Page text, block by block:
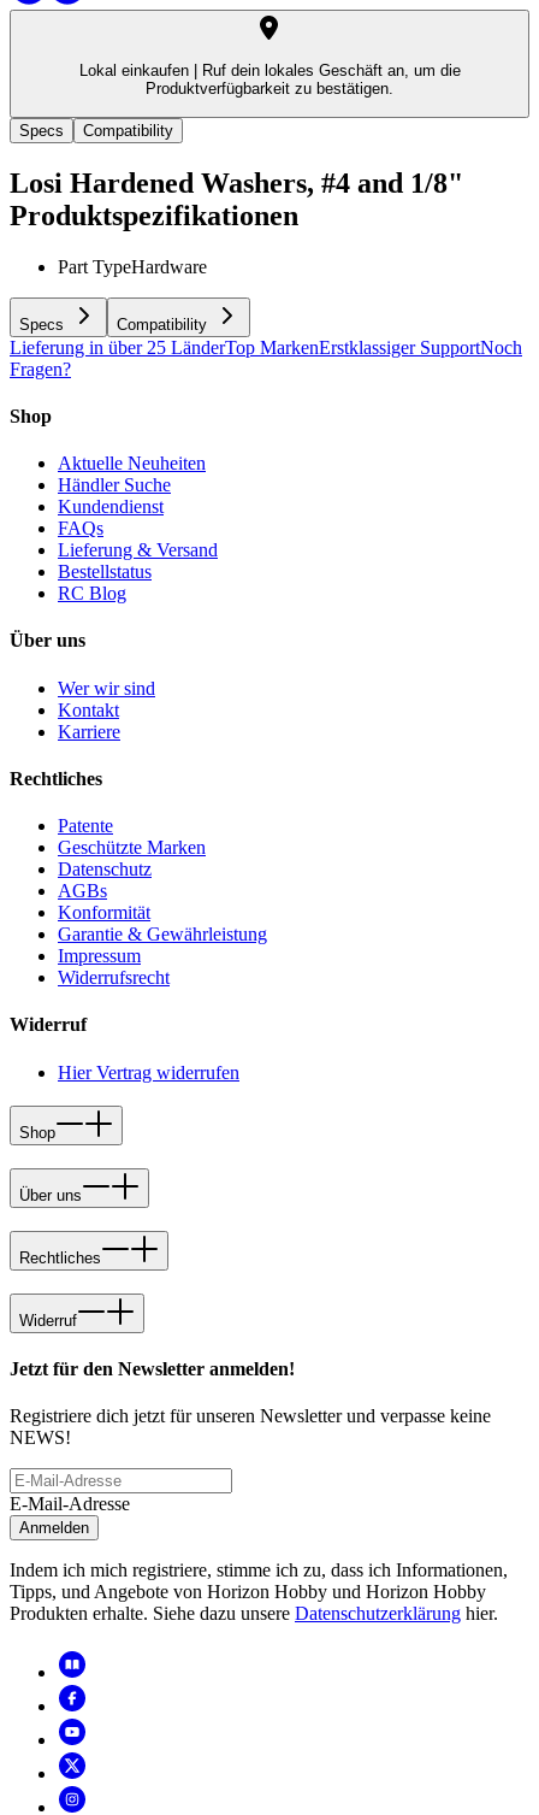
Lokal einkaufen |
Ruf dein lokales Geschäft an, um die
Produktverfügbarkeit zu bestätigen.
Specs Compatibility
Losi Hardened Washers, #4 and 1/8"
Produktspezifikationen
Part TypeHardware
Specs Compatibility
Lieferung in über 25 LänderTop MarkenErstklassiger SupportNoch
Fragen?
Shop
Aktuelle Neuheiten
Händler Suche
Kundendienst
FAQs
Lieferung & Versand
Bestellstatus
RC Blog
Über uns
Wer wir sind
Kontakt
Karriere
Rechtliches
Patente
Geschützte Marken
Datenschutz
AGBs
Konformität
Garantie & Gewährleistung
Impressum
Widerrufsrecht
Widerruf
Hier Vertrag widerrufen
Shop
Über uns
Rechtliches
Widerruf
Jetzt für den Newsletter anmelden!
Registriere dich jetzt für unseren Newsletter und verpasse keine
NEWS!
E-Mail-Adresse
Anmelden
Indem ich mich registriere, stimme ich zu, dass ich Informationen,
Tipps, und Angebote von Horizon Hobby und Horizon Hobby
Produkten erhalte. Siehe dazu unsere Datenschutzerklärung hier.